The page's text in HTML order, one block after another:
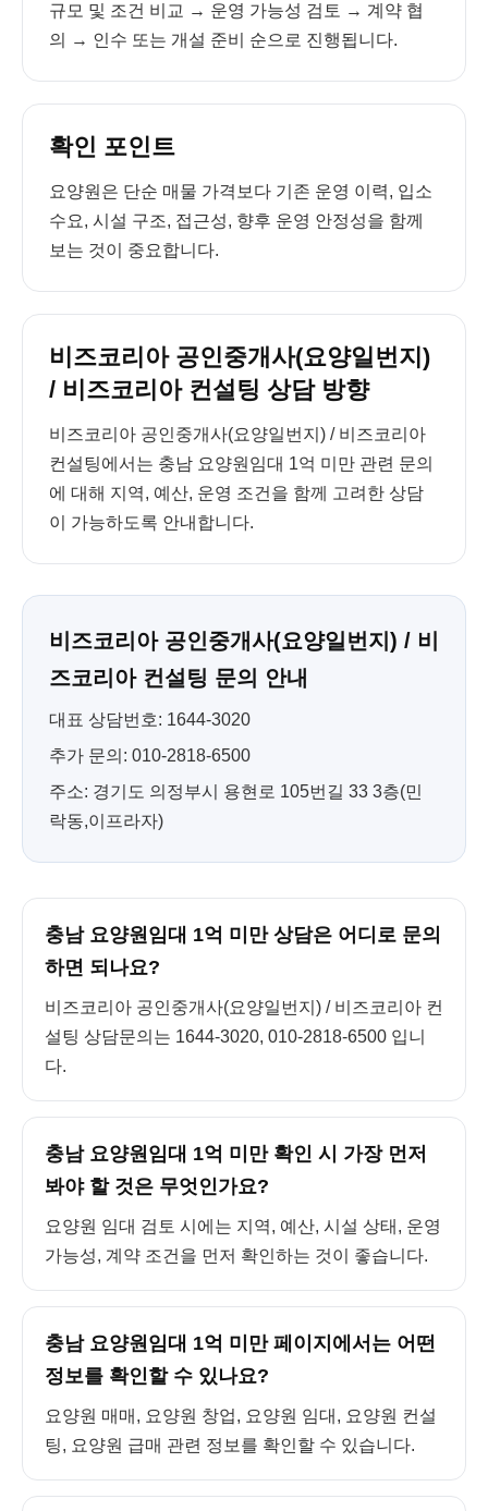
규모 및 조건 비교 → 운영 가능성 검토 → 계약 협
의 → 인수 또는 개설 준비 순으로 진행됩니다.
확인 포인트
요양원은 단순 매물 가격보다 기존 운영 이력, 입소
수요, 시설 구조, 접근성, 향후 운영 안정성을 함께
보는 것이 중요합니다.
비즈코리아 공인중개사(요양일번지)
/ 비즈코리아 컨설팅 상담 방향
비즈코리아 공인중개사(요양일번지) / 비즈코리아
컨설팅에서는 충남 요양원임대 1억 미만 관련 문의
에 대해 지역, 예산, 운영 조건을 함께 고려한 상담
이 가능하도록 안내합니다.
비즈코리아 공인중개사(요양일번지) / 비
즈코리아 컨설팅 문의 안내
대표 상담번호: 1644-3020
추가 문의: 010-2818-6500
주소: 경기도 의정부시 용현로 105번길 33 3층(민
락동,이프라자)
충남 요양원임대 1억 미만 상담은 어디로 문의
하면 되나요?
비즈코리아 공인중개사(요양일번지) / 비즈코리아 컨
설팅 상담문의는 1644-3020, 010-2818-6500 입니
다.
충남 요양원임대 1억 미만 확인 시 가장 먼저
봐야 할 것은 무엇인가요?
요양원 임대 검토 시에는 지역, 예산, 시설 상태, 운영
가능성, 계약 조건을 먼저 확인하는 것이 좋습니다.
충남 요양원임대 1억 미만 페이지에서는 어떤
정보를 확인할 수 있나요?
요양원 매매, 요양원 창업, 요양원 임대, 요양원 컨설
팅, 요양원 급매 관련 정보를 확인할 수 있습니다.